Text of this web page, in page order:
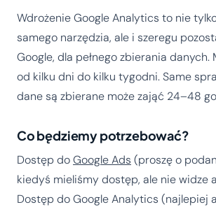
Wdrożenie Google Analytics to nie
samego narzędzia, ale i szeregu
Google, dla pełnego zbierania danych.
od kilku dni do kilku tygodni. Same
dane są zbierane może zająć 24–48
Co będziemy potrzebować?
Dostęp doGoogle Ads (proszę o
kiedyś mieliśmy dostęp, ale nie widze
Dostęp do Google Analytics (najlepiej